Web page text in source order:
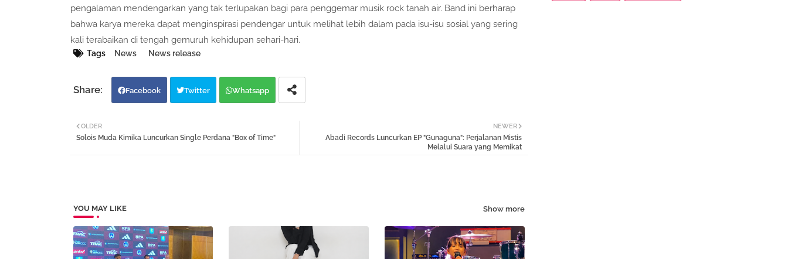
pengalaman mendengarkan yang tak terlupakan bagi para penggemar musik rock tanah air. Band ini berharap
bahwa karya mereka dapat menginspirasi pendengar untuk melihat lebih dalam pada isu-isu sosial yang sering
kali terabaikan di tengah gemuruh kehidupan sehari-hari.
Tags News News release
Facebook Twitter Whatsapp
NEWER
Abadi Records Luncurkan EP "Gunaguna": Perjalanan Mistis
Melalui Suara yang Memikat
OLDER
Solois Muda Kimika Luncurkan Single Perdana "Box of Time"
YOU MAY LIKE Show more